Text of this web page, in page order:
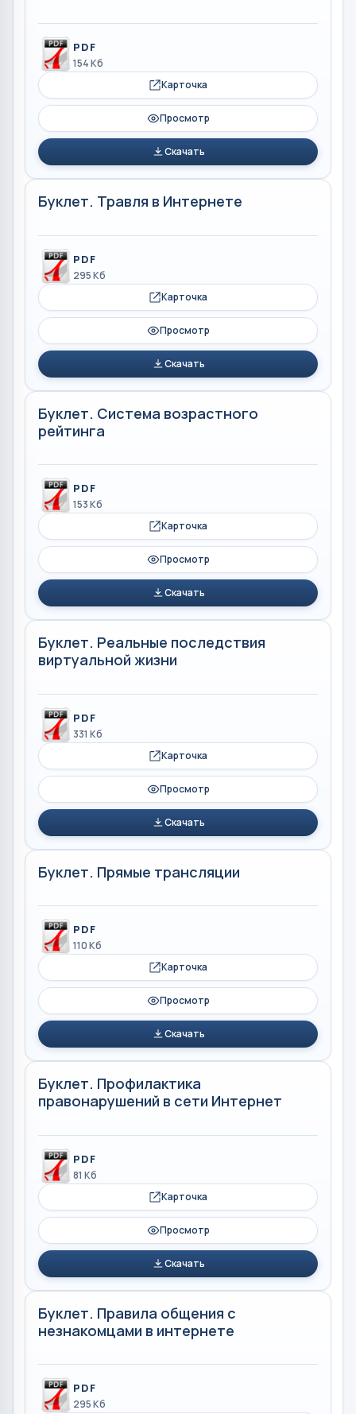
PDF
154 Кб
Карточка
Просмотр
Скачать
Буклет. Травля в Интернете
PDF
295 Кб
Карточка
Просмотр
Скачать
Буклет. Система возрастного
рейтинга
PDF
153 Кб
Карточка
Просмотр
Скачать
Буклет. Реальные последствия
виртуальной жизни
PDF
331 Кб
Карточка
Просмотр
Скачать
Буклет. Прямые трансляции
PDF
110 Кб
Карточка
Просмотр
Скачать
Буклет. Профилактика
правонарушений в сети Интернет
PDF
81 Кб
Карточка
Просмотр
Скачать
Буклет. Правила общения с
незнакомцами в интернете
PDF
295 Кб